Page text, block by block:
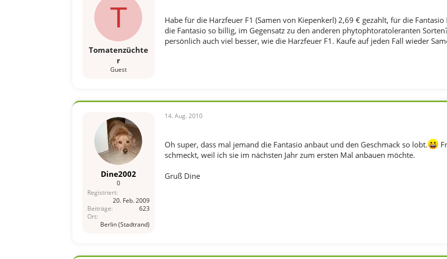
T
Tomatenzüchte
r
Guest
Habe für die Harzfeuer F1 (Samen von Kiepenkerl) 2,69 € gezahlt, für die
die Fantasio so billig, im Gegensatz zu den anderen phytophtoratoleranten
persönlich auch viel besser, wie die Harzfeuer F1. Kaufe auf jeden Fall wieder
Dine2002
0
Registriert
20. Feb. 2009
Beiträge
623
Ort
Berlin (Stadtrand)
14. Aug. 2010
Oh super, dass mal jemand die Fantasio anbaut und den Geschmack so lobt.
schmeckt, weil ich sie im nächsten Jahr zum ersten Mal anbauen möchte.
Gruß Dine